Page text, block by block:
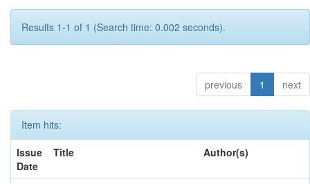
Results 1-1 of 1 (Search time: 0.002 seconds).
previous 1 next
Item hits:
Issue
Date
Title Author(s)